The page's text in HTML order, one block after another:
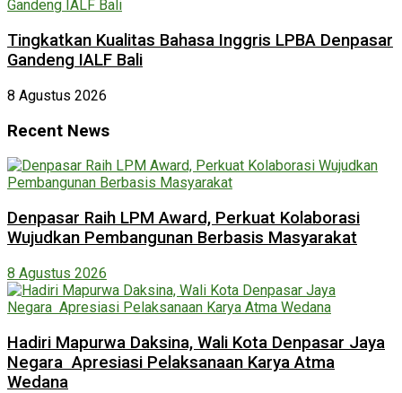
Tingkatkan Kualitas Bahasa Inggris LPBA Denpasar
Gandeng IALF Bali
8 Agustus 2026
Recent News
Denpasar Raih LPM Award, Perkuat Kolaborasi
Wujudkan Pembangunan Berbasis Masyarakat
8 Agustus 2026
Hadiri Mapurwa Daksina, Wali Kota Denpasar Jaya
Negara Apresiasi Pelaksanaan Karya Atma
Wedana